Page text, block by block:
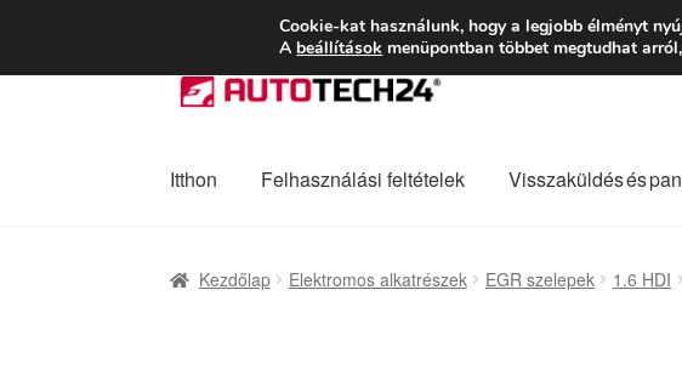
SZÁLLÍTÁS 2618 Ft-tól
Ugrás
a
Kilépés
a
Itthon Felhasználási feltételek Visszaküldés és
Kezdőlap Elektromos alkatrészek EGR szelepek 1.6 HDI
Cookie-kat használunk, hogy a legjobb élményt
A beállítások menüpontban többet megtudhat